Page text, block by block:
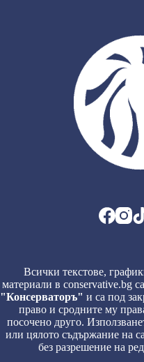
Всички текстове,
материали в conservative.bg
"Консерваторъ" и са под
право и сродните му
посочено друго.
или цялото съдържание на
без разрешение на